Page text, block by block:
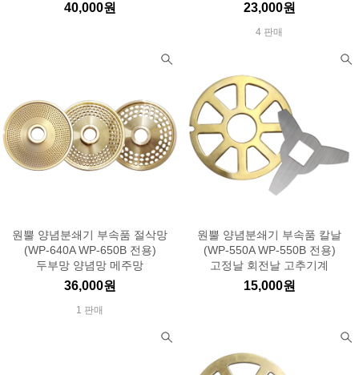
40,000원 23,000원
4 판매
원뿔 양념분쇄기 부속품 절삭망
(WP-640A WP-650B 전용)
두부망 양념망 메주망
36,000원
1 판매
원뿔 양념분쇄기 부속품 칼날
(WP-550A WP-550B 전용)
고정날 회전날 고추기계
15,000원